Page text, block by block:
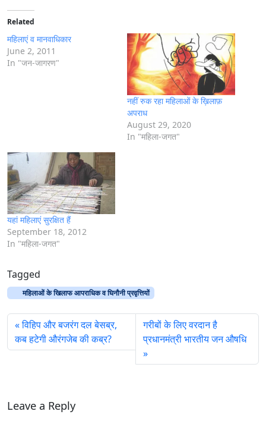
d
i
n
g
…
Related
महिलाएं व मानवाधिकार
June 2, 2011
In "जन-जागरण"
नहीं रुक रहा महिलाओं के ख़िलाफ़
अपराध
August 29, 2020
In "महिला-जगत"
यहां महिलाएं सुरक्षित हैं
September 18, 2012
In "महिला-जगत"
Tagged
महिलाओं के खिलाफ आपराधिक व घिनौनी प्रवृत्तियों
विहिप और बजरंग दल बेसब्र,
कब हटेगी औरंगजेब की कब्र?
गरीबों के लिए वरदान है
प्रधानमंत्री भारतीय जन औषधि
Leave a Reply